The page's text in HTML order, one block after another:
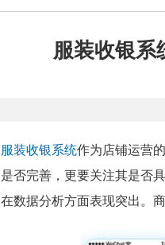
服装收银系
服装收银系统作为店铺运营
是否完善，更要关注其是否
在数据分析方面表现突出。